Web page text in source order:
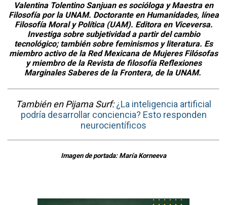
Valentina Tolentino Sanjuan es socióloga y Maestra en
Filosofía por la UNAM. Doctorante en Humanidades, línea
Filosofía Moral y Política (UAM). Editora en Viceversa.
Investiga sobre subjetividad a partir del cambio
tecnológico; también sobre feminismos y literatura. Es
miembro activo de la Red Mexicana de Mujeres Filósofas
y miembro de la Revista de filosofía Reflexiones
Marginales Saberes de la Frontera, de la UNAM.
También en Pijama Surf:¿La inteligencia artificial
podría desarrollar conciencia? Esto responden
neurocientíficos
Imagen de portada: María Korneeva